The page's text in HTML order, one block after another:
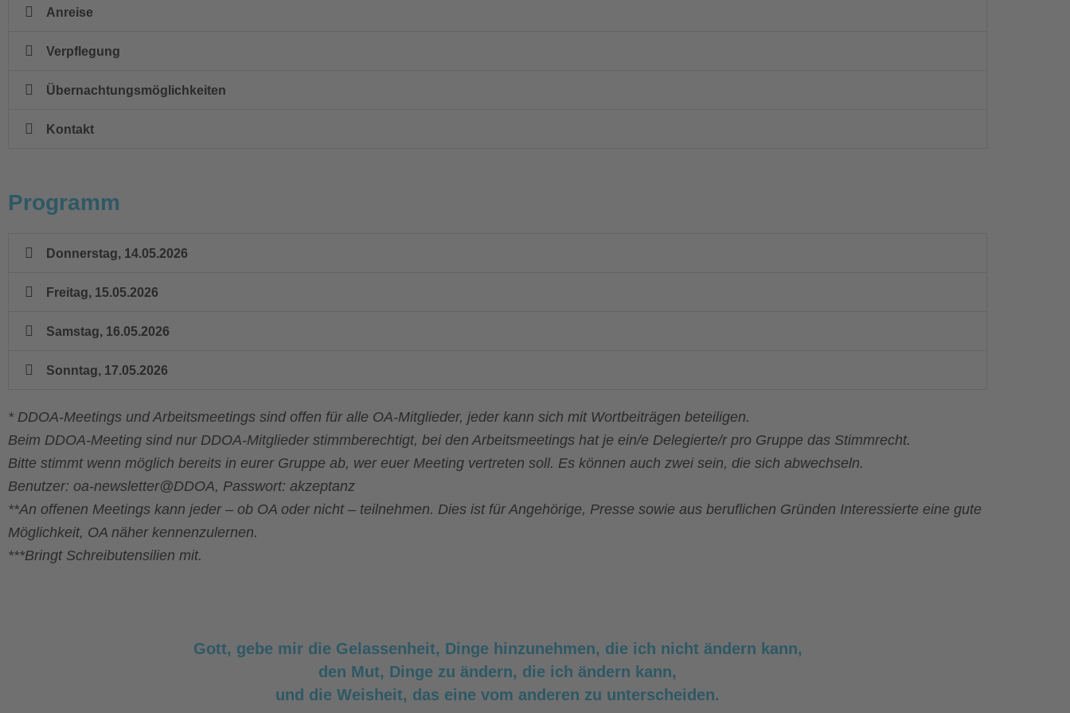
Anreise
Verpflegung
Übernachtungsmöglichkeiten
Kontakt
Programm
Donnerstag, 14.05.2026
Freitag, 15.05.2026
Samstag, 16.05.2026
Sonntag, 17.05.2026
* DDOA-Meetings und Arbeitsmeetings sind offen für alle OA-Mitglieder, jeder kann sich mit Wortbeiträgen beteiligen.
Beim DDOA-Meeting sind nur DDOA-Mitglieder stimmberechtigt, bei den Arbeitsmeetings hat je ein/e Delegierte/r pro Gruppe das Stimmrecht.
Bitte stimmt wenn möglich bereits in eurer Gruppe ab, wer euer Meeting vertreten soll. Es können auch zwei sein, die sich abwechseln.
Benutzer: oa-newsletter@DDOA, Passwort: akzeptanz
**An offenen Meetings kann jeder – ob OA oder nicht – teilnehmen. Dies ist für Angehörige, Presse sowie aus beruflichen Gründen Interessierte eine gute
Möglichkeit, OA näher kennenzulernen.
***Bringt Schreibutensilien mit.
Gott, gebe mir die Gelassenheit, Dinge hinzunehmen, die ich nicht ändern kann,
den Mut, Dinge zu ändern, die ich ändern kann,
und die Weisheit, das eine vom anderen zu unterscheiden.